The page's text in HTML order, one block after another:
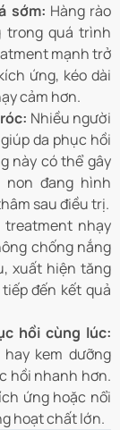
sớm: Hàng rào
trong quá trình
mạnh trở
ứng, kéo dài
cảm hơn.
Nhiều người
da phục hồi
này có thể gây
đang hình
sau điều trị.
treatment nhạy
chống nắng
xuất hiện tăng
đến kết quả
hồi cùng lúc:
kem dưỡng
hồi nhanh hơn.
ứng hoặc nổi
hoạt chất lớn.